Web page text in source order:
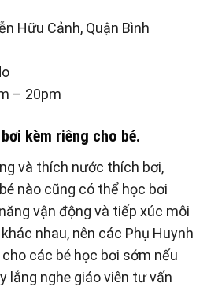
Hữu Cảnh, Quận Bình
– 20pm
kèm riêng cho bé.
và thích nước thích bơi,
nào cũng có thể học bơi
vận động và tiếp xúc môi
nhau, nên các Phụ Huynh
các bé học bơi sớm nếu
lắng nghe giáo viên tư vấn